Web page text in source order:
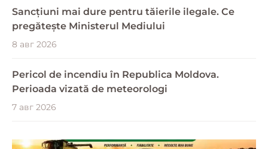
Sancțiuni mai dure pentru tăierile ilegale. Ce
pregătește Ministerul Mediului
8 авг 2026
Pericol de incendiu în Republica Moldova.
Perioada vizată de meteorologi
7 авг 2026